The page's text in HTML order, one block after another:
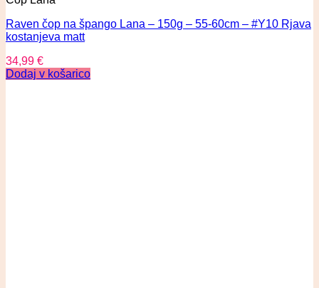
Raven čop na špango Lana – 150g – 55-60cm – #Y10 Rjava
kostanjeva matt
34,99 €
Dodaj v košarico